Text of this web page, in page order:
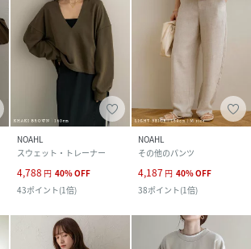
NOAHL
スウェット・トレーナー
4,788 円 40%OFF
43ポイント(1倍)
NOAHL
その他のパンツ
4,187 円 40%OFF
38ポイント(1倍)